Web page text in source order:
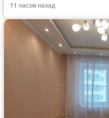
11 часов назад